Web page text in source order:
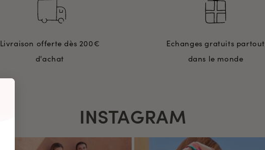
Livraison offerte dès 200€
d'achat
Echanges gratuits partout
dans le monde
INSTAGRAM